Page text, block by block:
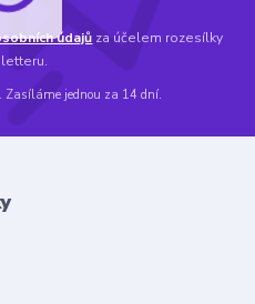
údajů za účelem rozesílky
Zasíláme jednou za 14 dní.